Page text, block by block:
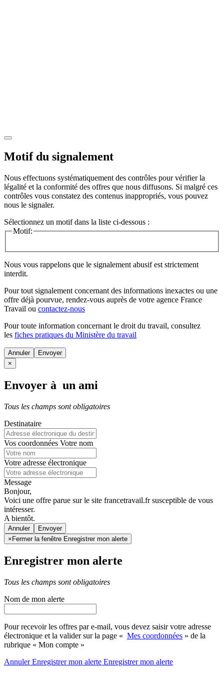
Motif du signalement
Nous effectuons systématiquement des contrôles pour vérifier la
légalité et la conformité des offres que nous diffusons. Si malgré ces
contrôles vous constatez des contenus inappropriés, vous pouvez
nous le signaler.
Sélectionnez un motif dans la liste ci-dessous :
Motif:
Nous vous rappelons que le signalement abusif est strictement
interdit.
Pour tout signalement concernant des informations inexactes ou une
offre déjà pourvue, rendez-vous auprès de votre agence France
Travail ou contactez-nous
Pour toute information concernant le droit du travail, consultez
les fiches pratiques du Ministère du travail
Annuler
×
Envoyer à un ami
Tous les champs sont obligatoires
Destinataire
Vos coordonnées Votre nom
Votre adresse électronique
Message
Bonjour,
Voici une offre parue sur le site francetravail.fr susceptible de vous
intéresser.
A bientôt.
Annuler
× Fermer la fenêtre Enregistrer mon alerte
Enregistrer mon alerte
Tous les champs sont obligatoires
Nom de mon alerte
Pour recevoir les offres par e-mail, vous devez saisir votre adresse
électronique et la valider sur la page « Mes coordonnées » de la
rubrique « Mon compte »
AnnulerEnregistrer mon alerte Enregistrermon alerte